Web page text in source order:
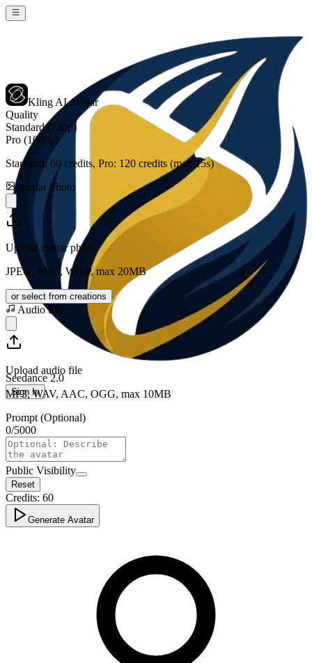
Seedance 2.0
Sign In
Kling AI Avatar
Quality
Standard (720p)
Pro (1080p)
Standard: 60 credits, Pro: 120 credits (max 15s)
Avatar Photo
Upload avatar photo
JPEG, PNG, WebP, max 20MB
or select from creations
Audio File
Upload audio file
MP3, WAV, AAC, OGG, max 10MB
Prompt (Optional)
0/5000
Public Visibility
Reset
Credits: 60
Generate Avatar